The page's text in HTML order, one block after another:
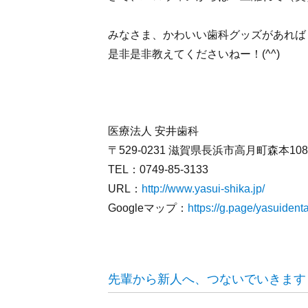
みなさま、かわいい歯科グッズがあれば
是非是非教えてくださいねー！(^^)
医療法人 安井歯科
〒529-0231 滋賀県長浜市高月町森本
TEL：0749-85-3133
URL： http://www.yasui-shika.jp/
Googleマップ： https://g.page/
先輩から新人へ、つないでいきます